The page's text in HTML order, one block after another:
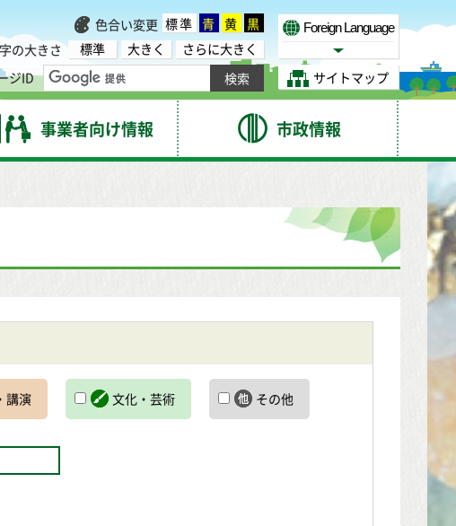
色合い変更 標準 青 黄 黒
の大きさ
標準 大きく
さらに大きく
ジID
Foreign Language
Select Language
サイトマップ
事業者向け情報 市政情報
講演 文化・芸術 その他